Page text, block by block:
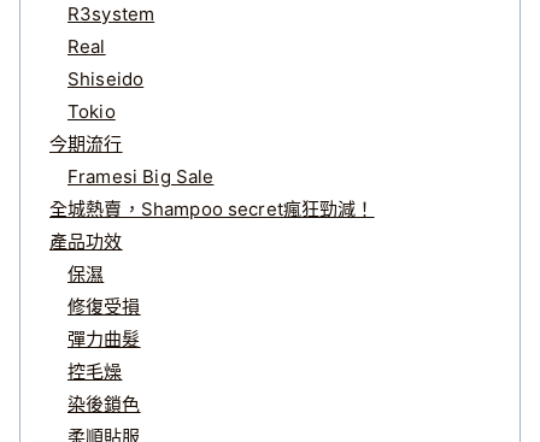
R3system
Real
Shiseido
Tokio
今期流行
Framesi Big Sale
全城熱賣，Shampoo secret瘋狂勁減！
產品功效
保濕
修復受損
彈力曲髮
控毛燥
染後鎖色
柔順貼服